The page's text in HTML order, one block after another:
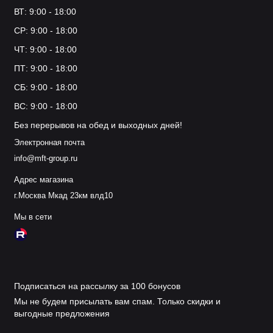
ВТ: 9:00 - 18:00
СР: 9:00 - 18:00
ЧТ: 9:00 - 18:00
ПТ: 9:00 - 18:00
СБ: 9:00 - 18:00
ВС: 9:00 - 18:00
Без перерывов на обед и выходных дней!
Электронная почта
info@mft-group.ru
Адрес магазина
г.Москва Мкад 23км влд10
Мы в сети
Подписаться на рассылку за 100 бонусов
Мы не будем присылать вам спам. Только скидки и
выгодные предложения